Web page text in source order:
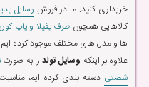
خریداری کنید. ما در فروش وسایل
کالاهایی همچون ظرف پفیلا و پاپ
ها و مدل های مختلف موجود کرده ایم.
علاوه بر اینکه وسایل تولدرا به صورت
شصتی دسته بندی کرده ایم،